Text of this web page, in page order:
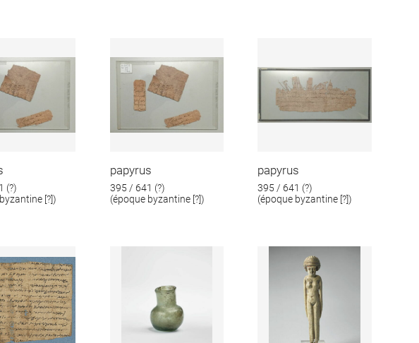
(?)
[?])
papyrus
395 / 641 (?)
(époque byzantine [?])
papyrus
395 / 641 (?)
(époque byzantine [?])